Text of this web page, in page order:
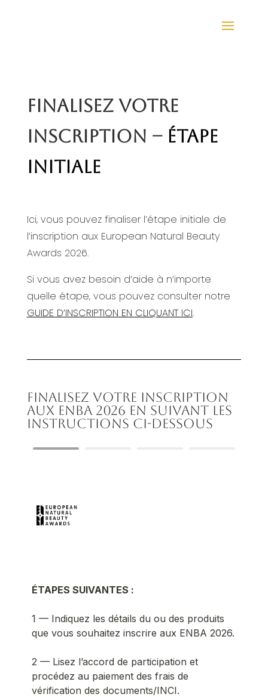
FINALISEZ VOTRE
INSCRIPTION –ÉTAPE
INITIALE
Ici, vous pouvez finaliser l’étape initiale de
l’inscription aux European Natural Beauty
Awards 2026.
Si vous avez besoin d’aide à n’importe
quelle étape, vous pouvez consulter notre
GUIDE D’INSCRIPTION EN CLIQUANT ICI.
FINALISEZ VOTRE INSCRIPTION
AUX ENBA 2026 EN SUIVANT LES
INSTRUCTIONS CI-DESSOUS